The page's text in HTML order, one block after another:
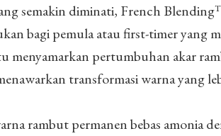
semakin diminati, French
bagi pemula atau first-timer yang
menyamarkan pertumbuhan akar
transformasi warna yang
rambut permanen bebas amonia